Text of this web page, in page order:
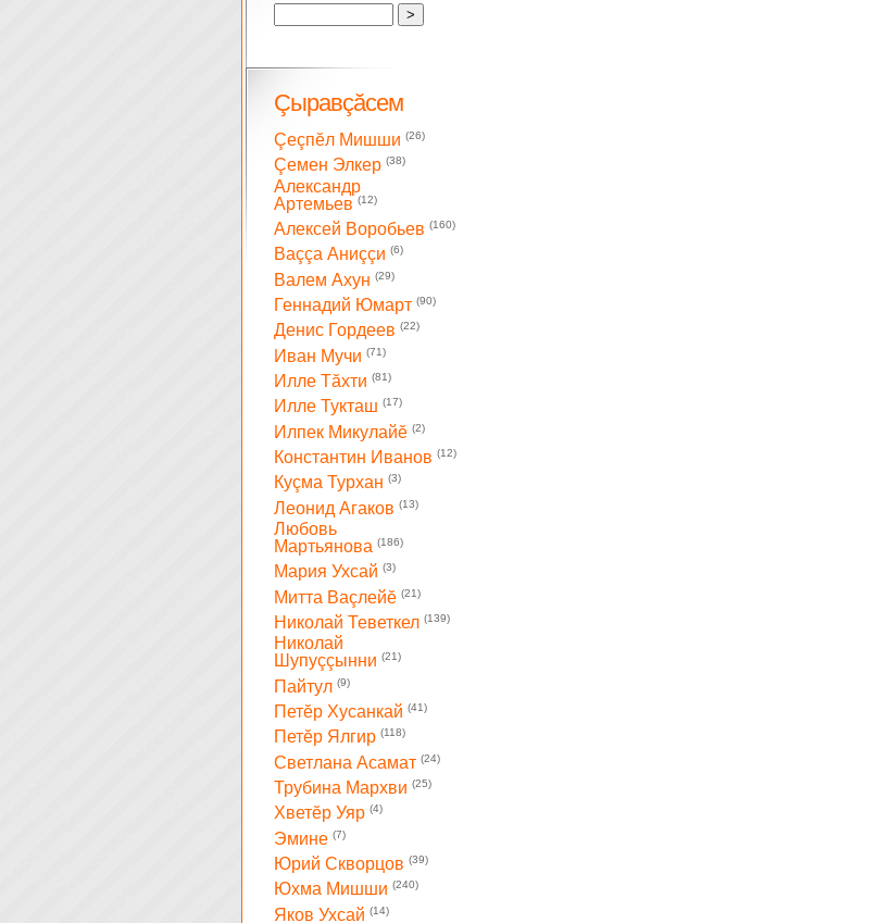
Çыравçăсем
Çеçпĕл Мишши (26)
Çемен Элкер (38)
Александр
Артемьев (12)
Алексей Воробьев (160)
Ваççа Аниççи (6)
Валем Ахун (29)
Геннадий Юмарт (90)
Денис Гордеев (22)
Иван Мучи (71)
Илле Тăхти (81)
Илле Тукташ (17)
Илпек Микулайĕ (2)
Константин Иванов (12)
Куçма Турхан (3)
Леонид Агаков (13)
Любовь
Мартьянова (186)
Мария Ухсай (3)
Митта Ваçлейĕ (21)
Николай Теветкел (139)
Николай
Шупуççынни (21)
Пайтул (9)
Петĕр Хусанкай (41)
Петĕр Ялгир (118)
Светлана Асамат (24)
Трубина Мархви (25)
Хветĕр Уяр (4)
Эмине (7)
Юрий Скворцов (39)
Юхма Мишши (240)
Яков Ухсай (14)